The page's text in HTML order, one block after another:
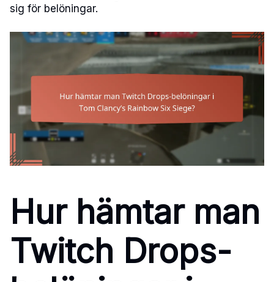
sig för belöningar.
Hur hämtar man
Twitch Drops-